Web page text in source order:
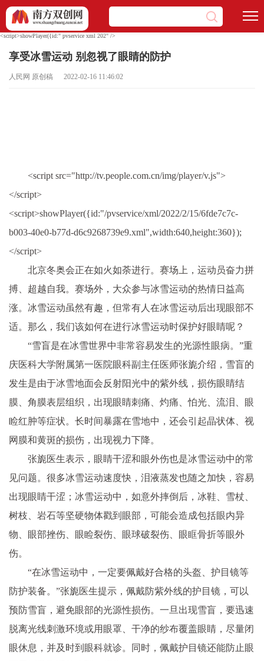
<script>showPlayer({id:" pvservice xml 202" />
享受冰雪运动 别忽视了眼睛的防护
人民网 原创稿 2022-02-16 11:46:02
<script src="http://tv.people.com.cn/img/player/v.js">
</script>
<script>showPlayer({id:"/pvservice/xml/2022/2/15/6fde7c7c-
b003-40e0-b77d-d6c9268739e9.xml",width:640,height:360});
</script>
北京冬奥会正在如火如荼进行。赛场上，运动员奋力拼
搏、超越自我。赛场外，大众参与冰雪运动的热情日益高
涨。冰雪运动虽然有趣，但常有人在冰雪运动后出现眼部不
适。那么，我们该如何在进行冰雪运动时保护好眼睛呢？
“雪盲是在冰雪世界中非常容易发生的光源性眼病。”重
庆医科大学附属第一医院眼科副主任医师张旎介绍，雪盲的
发生是由于冰雪地面会反射阳光中的紫外线，损伤眼睛结
膜、角膜表层组织，出现眼睛刺痛、灼痛、怕光、流泪、眼
睑红肿等症状。长时间暴露在雪地中，还会引起晶状体、视
网膜和黄斑的损伤，出现视力下降。
张旎医生表示，眼睛干涩和眼外伤也是冰雪运动中的常
见问题。很多冰雪运动速度快，泪液蒸发也随之加快，容易
出现眼睛干涩；冰雪运动中，如意外摔倒后，冰鞋、雪杖、
树枝、岩石等坚硬物体戳到眼部，可能会造成包括眼内异
物、眼部挫伤、眼睑裂伤、眼球破裂伤、眼眶骨折等眼外
伤。
“在冰雪运动中，一定要佩戴好合格的头盔、护目镜等
防护装备。”张旎医生提示，佩戴防紫外线的护目镜，可以
预防雪盲，避免眼部的光源性损伤。一旦出现雪盲，要迅速
脱离光线刺激环境或用眼罩、干净的纱布覆盖眼睛，尽量闭
眼休息，并及时到眼科就诊。同时，佩戴护目镜还能防止眼